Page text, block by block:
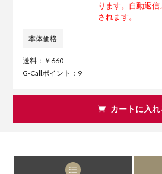
ります。自動返
されます。
本体価格
送料：￥660
G-Callポイント：9
カートに入れ